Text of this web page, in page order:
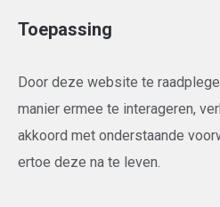
Toepassing
Door deze website te
manier ermee te interageren,
akkoord met onderstaande
ertoe deze na te leven.